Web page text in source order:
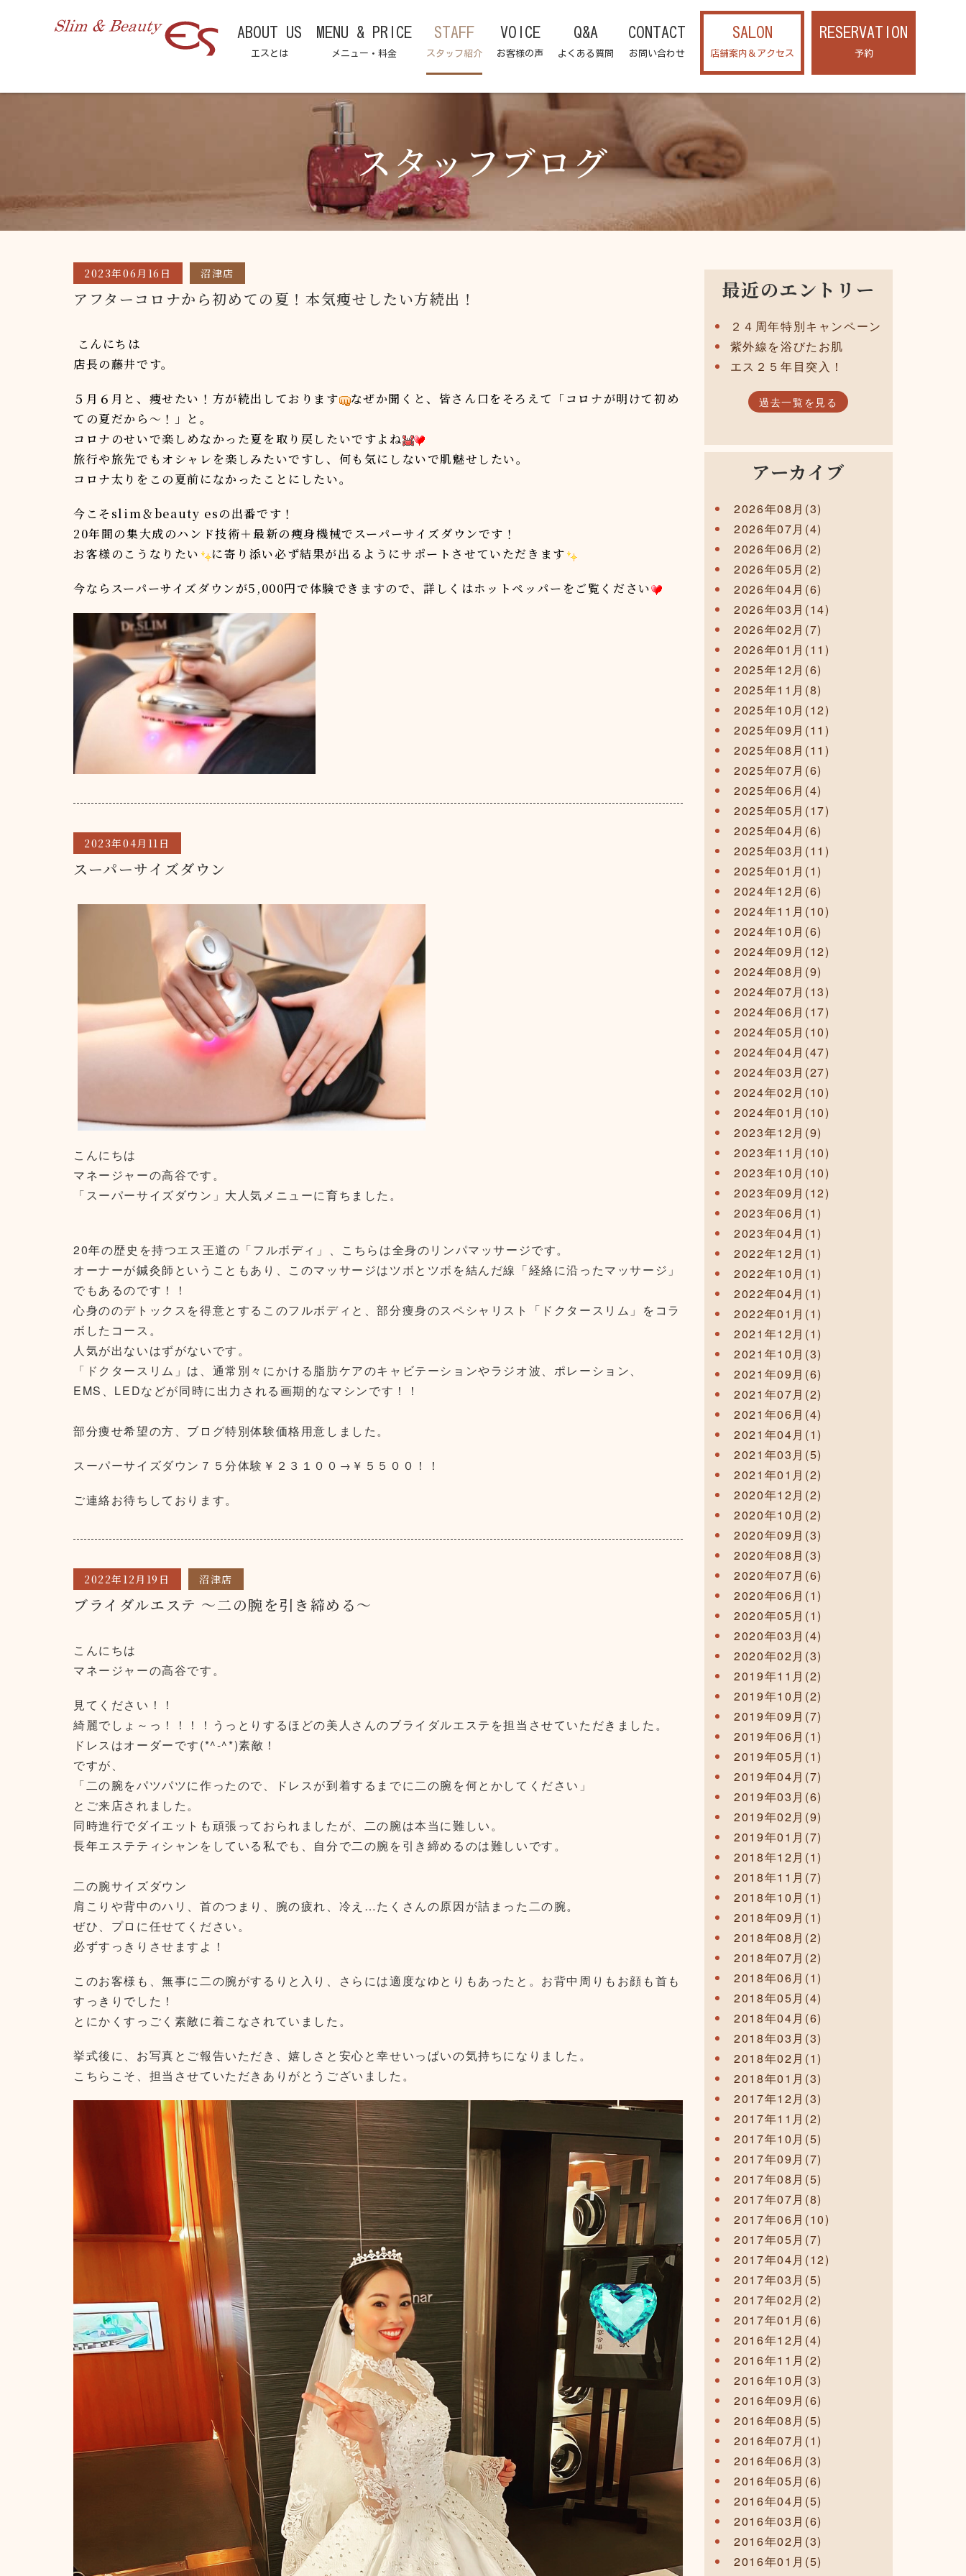
ABOUT US
エスとは
MENU & PRICE
メニュー・料金
STAFF
スタッフ紹介
VOICE
お客様の声
Q&A
よくある質問
CONTACT
お問い合わせ
SALON
店舗案内＆アクセス
RESERVATION
予約
スタッフブログ
2023年06月16日 沼津店
アフターコロナから初めての夏！本気痩せしたい方続出！
こんにちは
店長の藤井です。
５月６月と、痩せたい！方が続出しております
なぜか聞くと、皆さん口をそろえて「コロナが明けて初め
ての夏だから～！」と。
コロナのせいで楽しめなかった夏を取り戻したいですよね
旅行や旅先でもオシャレを楽しみたいですし、何も気にしないで肌魅せしたい。
コロナ太りをこの夏前になかったことにしたい。
今こそslim＆beauty esの出番です！
20年間の集大成のハンド技術＋最新の痩身機械でスーパーサイズダウンです！
お客様のこうなりたい
に寄り添い必ず結果が出るようにサポートさせていただきます
今ならスーパーサイズダウンが5,000円で体験できますので、詳しくはホットペッパーをご覧ください
2023年04月11日
スーパーサイズダウン
こんにちは
マネージャーの高谷です。
「スーパーサイズダウン」大人気メニューに育ちました。
20年の歴史を持つエス王道の「フルボディ」、こちらは全身のリンパマッサージです。
オーナーが鍼灸師ということもあり、このマッサージはツボとツボを結んだ線「経絡に沿ったマッサージ」
でもあるのです！！
心身ののデトックスを得意とするこのフルボディと、部分痩身のスペシャリスト「ドクタースリム」をコラ
ボしたコース。
人気が出ないはずがないです。
「ドクタースリム」は、通常別々にかける脂肪ケアのキャビテーションやラジオ波、ポレーション、
EMS、LEDなどが同時に出力される画期的なマシンです！！
部分痩せ希望の方、ブログ特別体験価格用意しました。
スーパーサイズダウン７５分体験￥２３１００→￥５５００！！
ご連絡お待ちしております。
2022年12月19日 沼津店
ブライダルエステ ～二の腕を引き締める～
こんにちは
マネージャーの高谷です。
見てください！！
綺麗でしょ～っ！！！！うっとりするほどの美人さんのブライダルエステを担当させていただきました。
ドレスはオーダーです(*^-^*)素敵！
ですが、
「二の腕をパツパツに作ったので、ドレスが到着するまでに二の腕を何とかしてください」
とご来店されました。
同時進行でダイエットも頑張っておられましたが、二の腕は本当に難しい。
長年エステティシャンをしている私でも、自分で二の腕を引き締めるのは難しいです。
二の腕サイズダウン
肩こりや背中のハリ、首のつまり、腕の疲れ、冷え…たくさんの原因が詰まった二の腕。
ぜひ、プロに任せてください。
必ずすっきりさせますよ！
このお客様も、無事に二の腕がするりと入り、さらには適度なゆとりもあったと。お背中周りもお顔も首も
すっきりでした！
とにかくすっごく素敵に着こなされていました。
挙式後に、お写真とご報告いただき、嬉しさと安心と幸せいっぱいの気持ちになりました。
こちらこそ、担当させていただきありがとうございました。
最近のエントリー
２４周年特別キャンペーン
紫外線を浴びたお肌
エス２５年目突入！
過去一覧を見る
アーカイブ
2026年08月(3)
2026年07月(4)
2026年06月(2)
2026年05月(2)
2026年04月(6)
2026年03月(14)
2026年02月(7)
2026年01月(11)
2025年12月(6)
2025年11月(8)
2025年10月(12)
2025年09月(11)
2025年08月(11)
2025年07月(6)
2025年06月(4)
2025年05月(17)
2025年04月(6)
2025年03月(11)
2025年01月(1)
2024年12月(6)
2024年11月(10)
2024年10月(6)
2024年09月(12)
2024年08月(9)
2024年07月(13)
2024年06月(17)
2024年05月(10)
2024年04月(47)
2024年03月(27)
2024年02月(10)
2024年01月(10)
2023年12月(9)
2023年11月(10)
2023年10月(10)
2023年09月(12)
2023年06月(1)
2023年04月(1)
2022年12月(1)
2022年10月(1)
2022年04月(1)
2022年01月(1)
2021年12月(1)
2021年10月(3)
2021年09月(6)
2021年07月(2)
2021年06月(4)
2021年04月(1)
2021年03月(5)
2021年01月(2)
2020年12月(2)
2020年10月(2)
2020年09月(3)
2020年08月(3)
2020年07月(6)
2020年06月(1)
2020年05月(1)
2020年03月(4)
2020年02月(3)
2019年11月(2)
2019年10月(2)
2019年09月(7)
2019年06月(1)
2019年05月(1)
2019年04月(7)
2019年03月(6)
2019年02月(9)
2019年01月(7)
2018年12月(1)
2018年11月(7)
2018年10月(1)
2018年09月(1)
2018年08月(2)
2018年07月(2)
2018年06月(1)
2018年05月(4)
2018年04月(6)
2018年03月(3)
2018年02月(1)
2018年01月(3)
2017年12月(3)
2017年11月(2)
2017年10月(5)
2017年09月(7)
2017年08月(5)
2017年07月(8)
2017年06月(10)
2017年05月(7)
2017年04月(12)
2017年03月(5)
2017年02月(2)
2017年01月(6)
2016年12月(4)
2016年11月(2)
2016年10月(3)
2016年09月(6)
2016年08月(5)
2016年07月(1)
2016年06月(3)
2016年05月(6)
2016年04月(5)
2016年03月(6)
2016年02月(3)
2016年01月(5)